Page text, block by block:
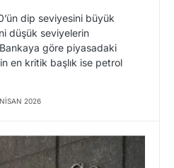
dip seviyesini büyük
düşük seviyelerin
göre piyasadaki
en kritik başlık ise petrol
2026